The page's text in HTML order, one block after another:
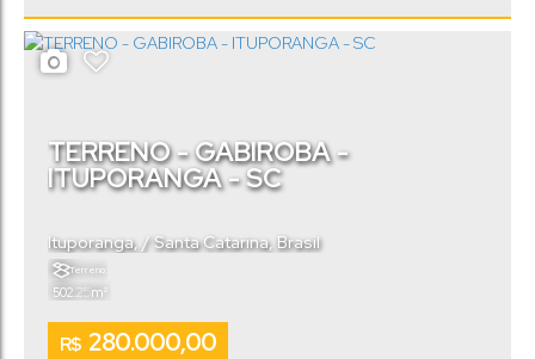
R$ 280.000,00
TERRENO - GABIROBA -
ITUPORANGA - SC
Ituporanga, Santa Catarina, Brasil
Terreno:
502.25 m²